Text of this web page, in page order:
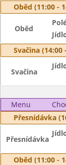
Oběd (11:00 -
Oběd
Svačina (14:00
Svačina
Menu
Přesnídávka
Přesnídávka
Oběd (11:00 -